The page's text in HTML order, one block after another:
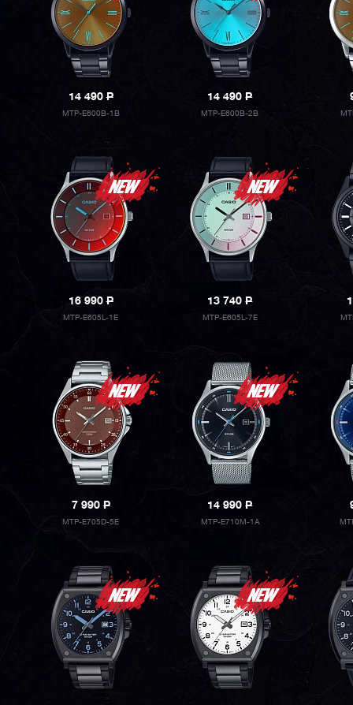
14 490P
MTP-E600B-1B
14 490P
MTP-E600B-2B
16 990P
MTP-E605L-1E
13 740P
MTP-E605L-7E
7 990P
MTP-E705D-5E
14 990P
MTP-E710M-1A